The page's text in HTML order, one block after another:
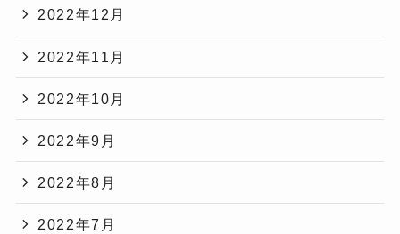
2022年12月
2022年11月
2022年10月
2022年9月
2022年8月
2022年7月